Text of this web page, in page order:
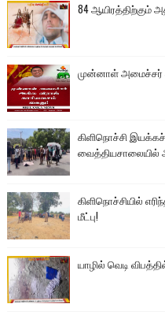
84 ஆயிரத்திற்கும்
முன்னாள் அமைச்சர்
கிளிநொச்சி
வைத்தியசாலையில்
கிளிநொச்சியில்
மீட்பு!
யாழில் வெடி